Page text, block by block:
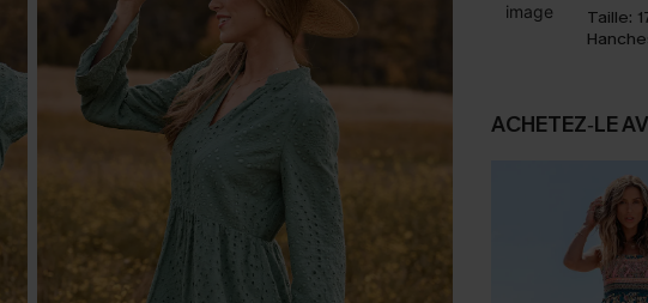
Taille:
ACHETEZ‑LE